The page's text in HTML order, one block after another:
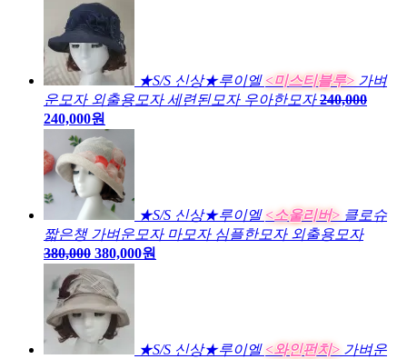
★S/S 신상★루이엘 <미스티블루> 가벼
운모자 외출용모자 세련된모자 우아한모자 240,000
240,000원
★S/S 신상★루이엘 <소울리버> 클로슈
짧은챙 가벼운모자 마모자 심플한모자 외출용모자
380,000 380,000원
★S/S 신상★루이엘 <와인펀치> 가벼운